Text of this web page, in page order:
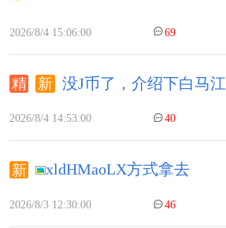
2026/8/4 15:06:00 69
没J币了，介绍下白马江
2026/8/4 14:53:00 40
xldHMaoLX方式拿去
2026/8/3 12:30:00 46